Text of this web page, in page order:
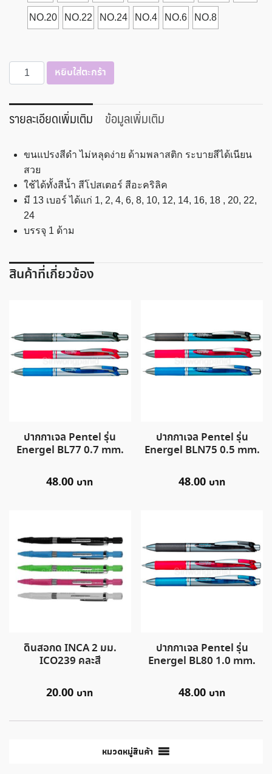
NO.20 NO.22 NO.24 NO.4 NO.6 NO.8
จำนวน
พู่
เเบน
ยุระ
หยิบใส่ตะกร้า
รายละเอียดเพิ่มเติม ข้อมูลเพิ่มเติม
ขนแปรงสีดำ ไม่หลุดง่าย ด้ามพลาสติก ระบายสีได้เนียน
สวย
ใช้ได้ทั้งสีน้ำ สีโปสเตอร์ สีอะคริลิค
มี 13 เบอร์ ได้แก่ 1, 2, 4, 6, 8, 10, 12, 14, 16, 18 , 20, 22,
24
บรรจุ 1 ด้าม
สินค้าที่เกี่ยวข้อง
ปากกาเจล Pentel รุ่น
Energel BL77 0.7 mm.
48.00
ปากกาเจล Pentel รุ่น
Energel BLN75 0.5 mm.
48.00
ดินสอกด INCA 2 มม.
ICO239 คละสี
20.00
ปากกาเจล Pentel รุ่น
Energel BL80 1.0 mm.
48.00
หมวดหมู่สินค้า